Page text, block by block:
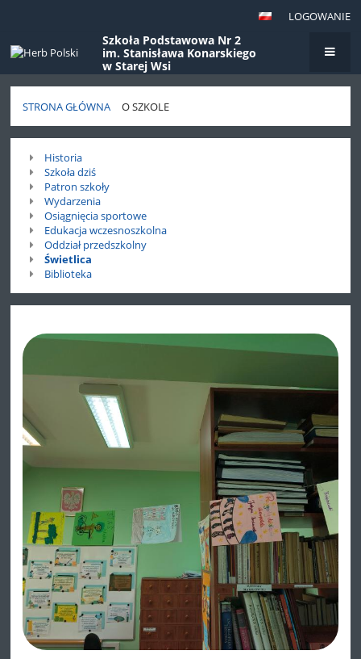
LOGOWANIE
Szkoła Podstawowa Nr 2
im. Stanisława Konarskiego
w Starej Wsi
STRONA GŁÓWNA O SZKOLE
szkoleHistoria
Szkoła dziś
Patron szkoły
Wydarzenia
Osiągnięcia sportowe
Edukacja wczesnoszkolna
Oddział przedszkolny
Świetlica
Biblioteka